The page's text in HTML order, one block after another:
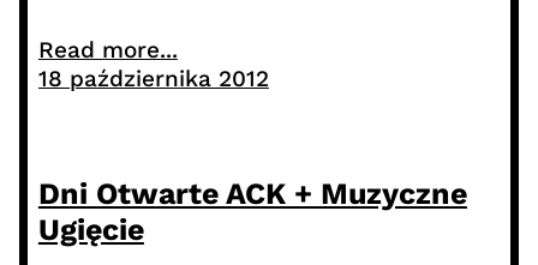
Read more...
18 października 2012
Dni Otwarte ACK + Muzyczne
Ugięcie